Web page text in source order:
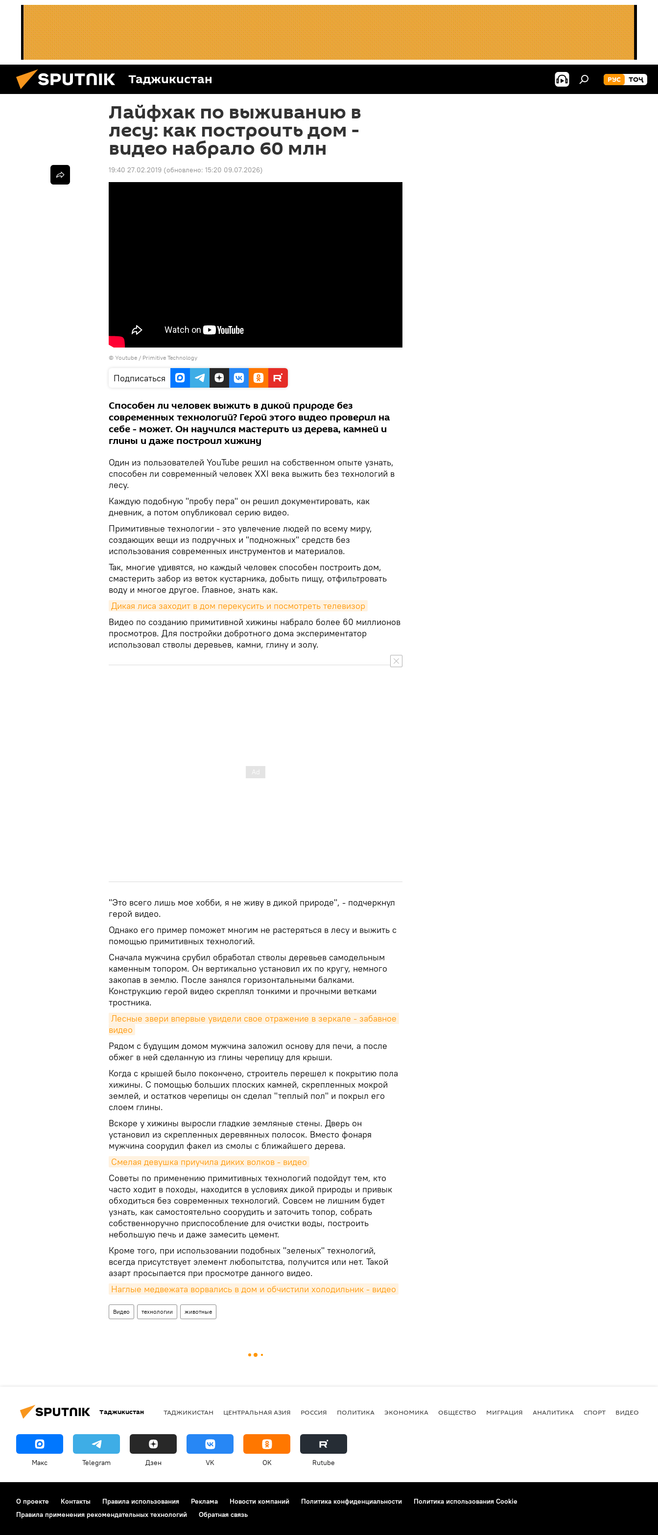
Таджикистан РУС ТОҶ
Лайфхак по выживанию в
лесу: как построить дом -
видео набрало 60 млн
19:40 27.02.2019 (обновлено: 15:20 09.07.2026)
© Youtube / Primitive Technology
Подписаться
Способен ли человек выжить в дикой природе без
современных технологий? Герой этого видео проверил на
себе - может. Он научился мастерить из дерева, камней и
глины и даже построил хижину
Один из пользователей YouTube решил на собственном опыте узнать,
способен ли современный человек XXI века выжить без технологий в
лесу.
Каждую подобную "пробу пера" он решил документировать, как
дневник, а потом опубликовал серию видео.
Примитивные технологии - это увлечение людей по всему миру,
создающих вещи из подручных и "подножных" средств без
использования современных инструментов и материалов.
Так, многие удивятся, но каждый человек способен построить дом,
смастерить забор из веток кустарника, добыть пищу, отфильтровать
воду и многое другое. Главное, знать как.
Дикая лиса заходит в дом перекусить и посмотреть телевизор
Видео по созданию примитивной хижины набрало более 60 миллионов
просмотров. Для постройки добротного дома экспериментатор
использовал стволы деревьев, камни, глину и золу.
"Это всего лишь мое хобби, я не живу в дикой природе", - подчеркнул
герой видео.
Однако его пример поможет многим не растеряться в лесу и выжить с
помощью примитивных технологий.
Сначала мужчина срубил обработал стволы деревьев самодельным
каменным топором. Он вертикально установил их по кругу, немного
закопав в землю. После занялся горизонтальными балками.
Конструкцию герой видео скреплял тонкими и прочными ветками
тростника.
Лесные звери впервые увидели свое отражение в зеркале - забавное
видео
Рядом с будущим домом мужчина заложил основу для печи, а после
обжег в ней сделанную из глины черепицу для крыши.
Когда с крышей было покончено, строитель перешел к покрытию пола
хижины. С помощью больших плоских камней, скрепленных мокрой
землей, и остатков черепицы он сделал "теплый пол" и покрыл его
слоем глины.
Вскоре у хижины выросли гладкие земляные стены. Дверь он
установил из скрепленных деревянных полосок. Вместо фонаря
мужчина соорудил факел из смолы с ближайшего дерева.
Смелая девушка приучила диких волков - видео
Советы по применению примитивных технологий подойдут тем, кто
часто ходит в походы, находится в условиях дикой природы и привык
обходиться без современных технологий. Совсем не лишним будет
узнать, как самостоятельно соорудить и заточить топор, собрать
собственноручно приспособление для очистки воды, построить
небольшую печь и даже замесить цемент.
Кроме того, при использовании подобных "зеленых" технологий,
всегда присутствует элемент любопытства, получится или нет. Такой
азарт просыпается при просмотре данного видео.
Наглые медвежата ворвались в дом и обчистили холодильник - видео
Видео технологии животные
Таджикистан ТАДЖИКИСТАН ЦЕНТРАЛЬНАЯ АЗИЯ РОССИЯ ПОЛИТИКА ЭКОНОМИКА ОБЩЕСТВО МИГРАЦИЯ АНАЛИТИКА СПОРТ ВИДЕО
Макс Telegram Дзен VK OK Rutube
О проекте Контакты Правила использования Реклама Новости компаний Политика конфиденциальности
Политика использования Cookie
Правила применения рекомендательных технологий
Обратная связь